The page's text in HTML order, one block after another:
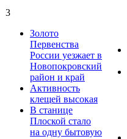
3
Золото
Первенства
России уезжает в
Новопокровский
район и край
Активность
клещей высокая
В станице
Плоской стало
на одну бытовую